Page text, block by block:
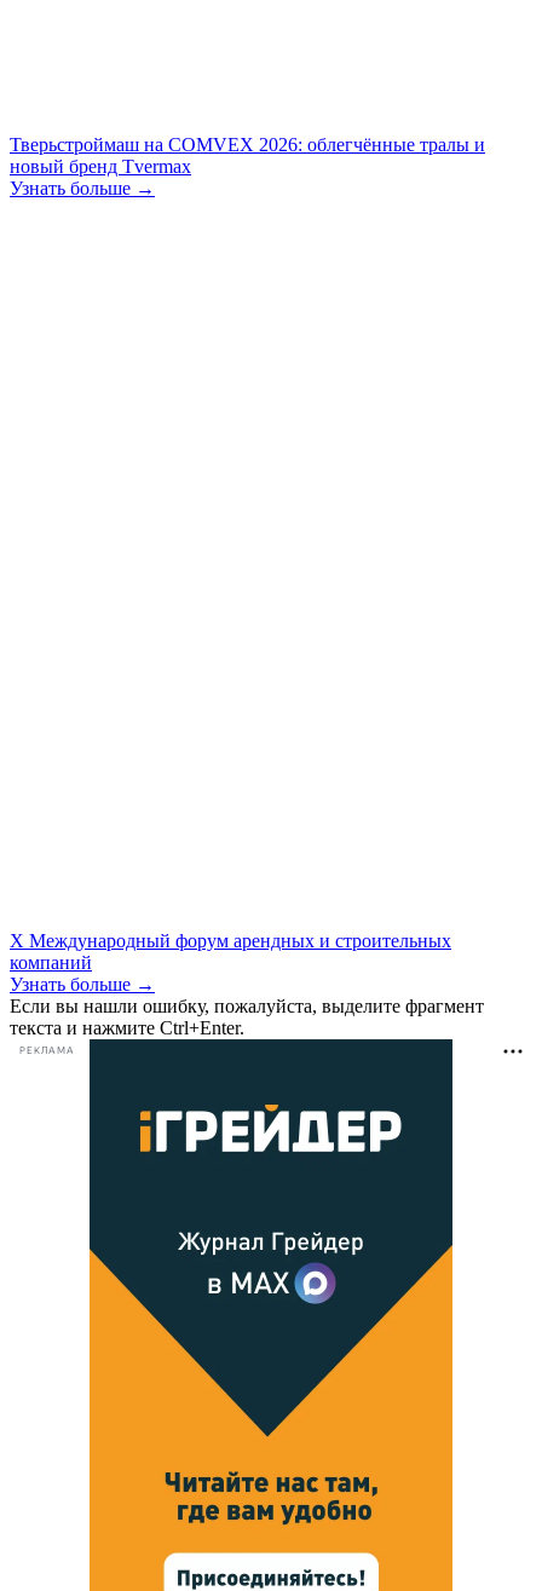
Тверьстроймаш на COMVEX 2026: облегчённые тралы и
новый бренд Tvermax
Узнать больше →
X Международный форум арендных и строительных
компаний
Узнать больше →
Если вы нашли ошибку, пожалуйста, выделите фрагмент
текста и нажмите Ctrl+Enter.
РЕКЛАМА